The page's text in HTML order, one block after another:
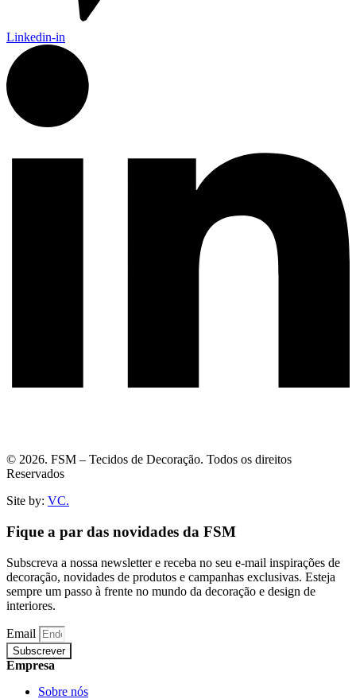
Linkedin-in
© 2026. FSM – Tecidos de Decoração. Todos os direitos
Reservados
Site by: VC.
Fique a par das novidades da FSM
Subscreva a nossa newsletter e receba no seu e-mail inspirações de
decoração, novidades de produtos e campanhas exclusivas. Esteja
sempre um passo à frente no mundo da decoração e design de
interiores.
Email
Subscrever
Empresa
Sobre nós